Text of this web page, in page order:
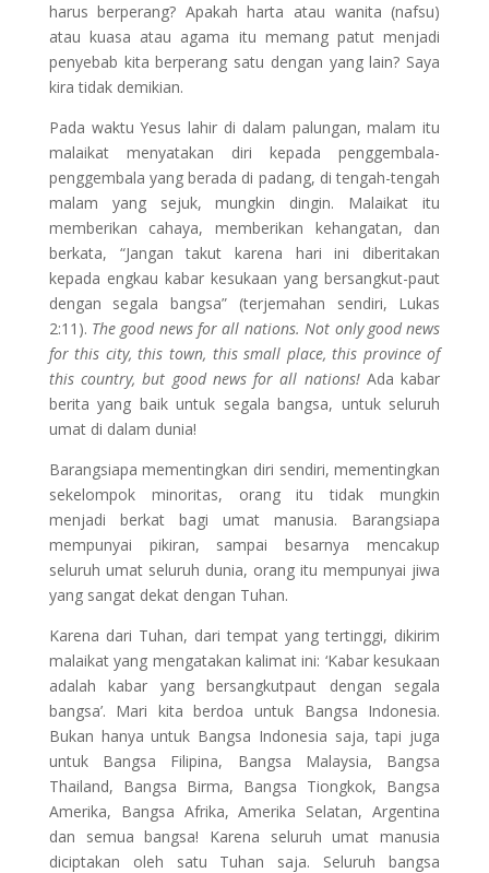
harus berperang? Apakah harta atau wanita (nafsu)
atau kuasa atau agama itu memang patut menjadi
penyebab kita berperang satu dengan yang lain? Saya
kira tidak demikian.
Pada waktu Yesus lahir di dalam palungan, malam itu
malaikat menyatakan diri kepada penggembala-
penggembala yang berada di padang, di tengah-tengah
malam yang sejuk, mungkin dingin. Malaikat itu
memberikan cahaya, memberikan kehangatan, dan
berkata, “Jangan takut karena hari ini diberitakan
kepada engkau kabar kesukaan yang bersangkut-paut
dengan segala bangsa” (terjemahan sendiri, Lukas
2:11). The good news for all nations. Not only good news
for this city, this town, this small place, this province of
this country, but good news for all nations! Ada kabar
berita yang baik untuk segala bangsa, untuk seluruh
umat di dalam dunia!
Barangsiapa mementingkan diri sendiri, mementingkan
sekelompok minoritas, orang itu tidak mungkin
menjadi berkat bagi umat manusia. Barangsiapa
mempunyai pikiran, sampai besarnya mencakup
seluruh umat seluruh dunia, orang itu mempunyai jiwa
yang sangat dekat dengan Tuhan.
Karena dari Tuhan, dari tempat yang tertinggi, dikirim
malaikat yang mengatakan kalimat ini: ‘Kabar kesukaan
adalah kabar yang bersangkutpaut dengan segala
bangsa’. Mari kita berdoa untuk Bangsa Indonesia.
Bukan hanya untuk Bangsa Indonesia saja, tapi juga
untuk Bangsa Filipina, Bangsa Malaysia, Bangsa
Thailand, Bangsa Birma, Bangsa Tiongkok, Bangsa
Amerika, Bangsa Afrika, Amerika Selatan, Argentina
dan semua bangsa! Karena seluruh umat manusia
diciptakan oleh satu Tuhan saja. Seluruh bangsa